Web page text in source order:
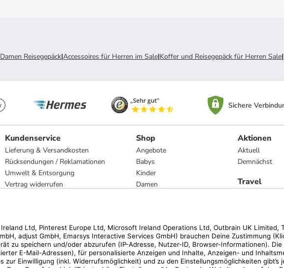
Damen Reisegepäck|Accessoires für Herren im Sale|Koffer und Reisegepäck für Herren Sale|
Sichere
Kundenservice
Lieferung & Versandkosten
Rücksendungen / Reklamationen
Umwelt & Entsorgung
Vertrag widerrufen
Shop
Angebote
Babys
Kinder
Damen
Marken
Aktionen
Aktuell
Demnächst
Travel